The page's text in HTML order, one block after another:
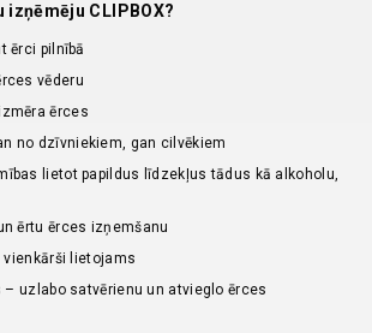
izņēmēju CLIPBOX?
ērci pilnībā
vēderu
ērces
no dzīvniekiem, gan cilvēkiem
lietot papildus līdzekļus tādus kā alkoholu,
ērtu ērces izņemšanu
vienkārši lietojams
– uzlabo satvērienu un atvieglo ērces